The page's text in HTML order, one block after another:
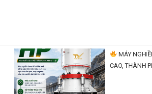
MÁY
CAO, THÀNH